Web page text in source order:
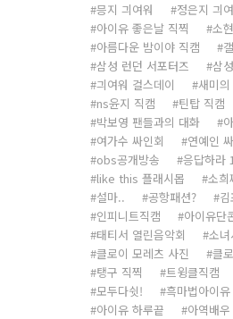
믕지 긔여워
정은지 긔
아이유 좋은날 직찍
소
아름다운 밤이야 직캠
삼성 런던 서포터즈
삼
긔여워 걸스데이
새미
ns윤지 직캠
틴탑 직캠
박보영 팬들과의 대화
여가수 싸인회
연예인
obs공개방송
응답하라
like this 플래시몹
소희
설마..
공항패션?
인피니트직캠
아이유단
태티서 열린음악회
소
클로이 모레츠 사진
클
탱구 직찍
트윙클직캠
모두다쉿!
흑마법아이유
아이유 하루끝
아역배